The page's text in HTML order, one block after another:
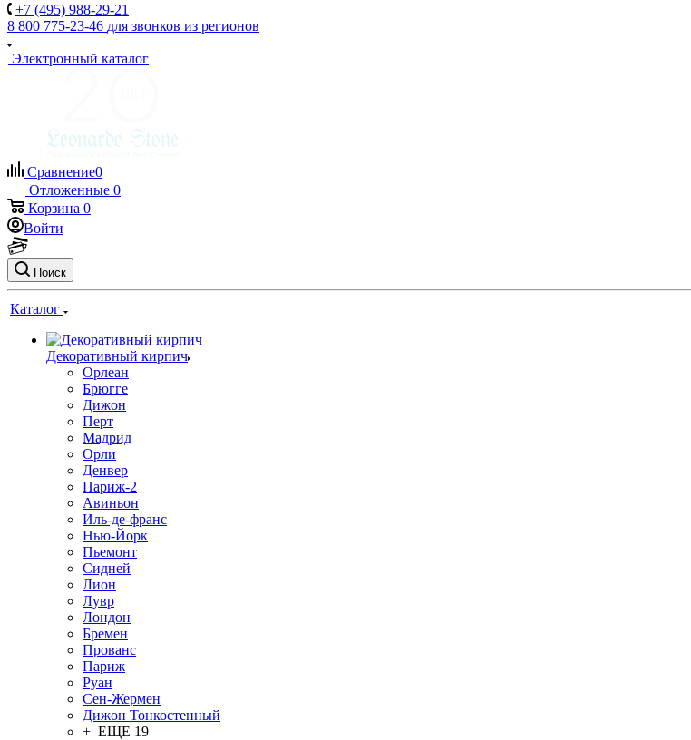
+7 (495) 988-29-21
8 800 775-23-46 для звонков из регионов
Электронный каталог
Сравнение0
Отложенные 0
Корзина 0
Войти
Поиск
Каталог
Декоративный кирпич
Орлеан
Брюгге
Дижон
Перт
Мадрид
Орли
Денвер
Париж-2
Авиньон
Иль-де-франс
Нью-Йорк
Пьемонт
Сидней
Лион
Лувр
Лондон
Бремен
Прованс
Париж
Руан
Сен-Жермен
Дижон Тонкостенный
+ ЕЩЕ 19